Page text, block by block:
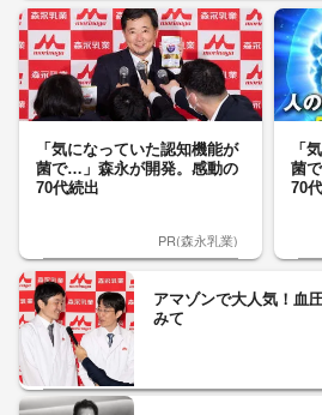
「気になっていた認知機能が
菌で…」森永が開発。感動の
70代続出
PR(森永乳業)
「
菌
70
アマゾンで大人気！血
みて